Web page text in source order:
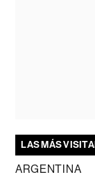
LAS MÁS
ARGENTINA